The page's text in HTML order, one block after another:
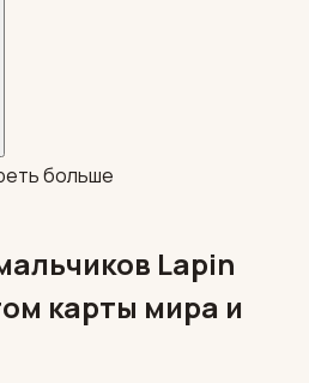
больше
Lapin
карты мира и